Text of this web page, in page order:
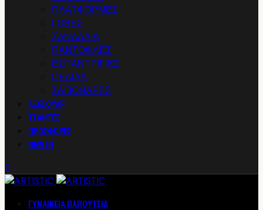
ΠΛΑΤΦΟΡΜΕΣ
ΓΟΒΕΣ
ΣΑΝΔΑΛΙΑ
ΠΑΝΤΟΦΛΕΣ
ΕΣΠΑΝΤΡΙΓΙΕΣ
ΠΕΔΙΛΑ
ΣΑΓΙΟΝΑΡΕΣ
ΑΞΕΣΟΥΑΡ
ΤΣΑΝΤΕΣ
ΠΡΟΣΦΟΡΕΣ
NEW IN
0
ΓΥΝΑΙΚΕΙΑ ΠΑΠΟΥΤΣΙΑ